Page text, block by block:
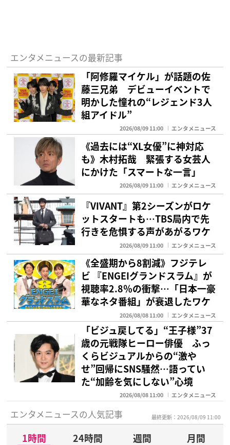
エンタメニュースの最新記事
「阿修羅マイケル」が話題の佐
藤三兄弟 デビューイベントで
明かした憧れの“レジェンド3人
組アイドル”
2026/08/09 11:00 エンタメニュース
《過去には“XL女優”に神対応
も》木村拓哉 緊張する女芸人
にかけた「スマートな一言」
2026/08/09 11:00 エンタメニュース
『VIVANT』第2シーズンがロケ
ットスタートも…TBS局内で先
行きを危惧する声があがるワケ
2026/08/09 11:00 エンタメニュース
《全盛期から8割減》フジテレ
ビ 『ENGEIグランドスラム』が
視聴率2.8％の衝撃…「日本一豪
華なネタ番組」が衰退したワケ
2026/08/08 11:00 エンタメニュース
「ビジュ戻してる」“王子様”37
歳の元戦隊ヒーロー俳優 ふっ
くらビジュアルからの“激や
せ”回帰にSNS騒然…語ってい
た“加齢を気にしない”心境
2026/08/08 11:00 エンタメニュース
エンタメニュースの人気記事 最終更新：2026/08/09 11:00
1時間 24時間 週間
月間